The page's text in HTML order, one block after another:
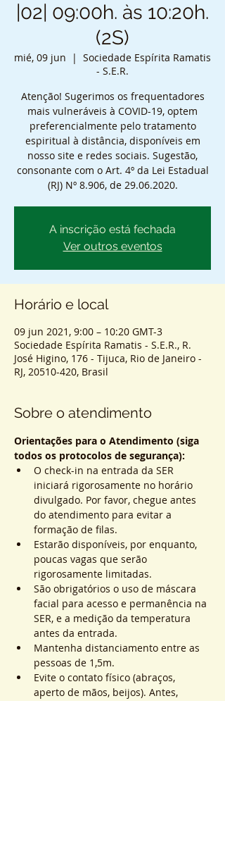
|02| 09:00h. às 10:20h.
(2S)
mié, 09 jun
  |
Sociedade Espírita Ramatis
- S.E.R.
Atenção! Sugerimos os frequentadores
mais vulneráveis à COVID-19, optem
preferencialmente pelo tratamento
espiritual à distância, disponíveis em
nosso site e redes sociais. Sugestão,
consonante com o Art. 4º da Lei Estadual
(RJ) Nº 8.906, de 29.06.2020.
A inscrição está fechada
Ver outros eventos
Horário e local
09 jun 2021, 9:00 – 10:20 GMT-3
Sociedade Espírita Ramatis - S.E.R., R.
José Higino, 176 - Tijuca, Rio de Janeiro -
RJ, 20510-420, Brasil
Sobre o atendimento
Orientações para o Atendimento (siga
todos os protocolos de segurança):
O check-in na entrada da SER
iniciará rigorosamente no horário
divulgado. Por favor, chegue antes
do atendimento para evitar a
formação de filas.
Estarão disponíveis, por enquanto,
poucas vagas que serão
rigorosamente limitadas.
São obrigatórios o uso de máscara
facial para acesso e permanência na
SER, e a medição da temperatura
antes da entrada.
Mantenha distanciamento entre as
pessoas de 1,5m.
Evite o contato físico (abraços,
aperto de mãos, beijos). Antes,